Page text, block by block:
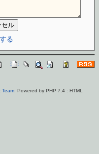
る
Team. Powered by PHP 7.4 : HTML